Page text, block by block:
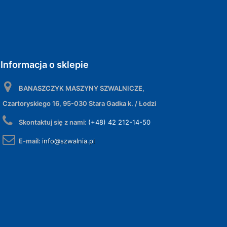
Informacja o sklepie
BANASZCZYK MASZYNY SZWALNICZE,
Czartoryskiego 16, 95-030 Stara Gadka k. / Łodzi
Skontaktuj się z nami: (+48) 42 212-14-50
E-mail: info@szwalnia.pl